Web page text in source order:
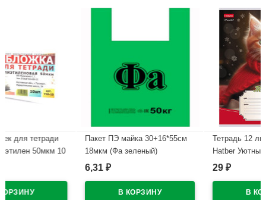
10
Пакет ПЭ майка 30+16*55см
18мкм (Фа зеленый)
Тетрадь 12 листов линия
Hatber Уютные котики
В наличии